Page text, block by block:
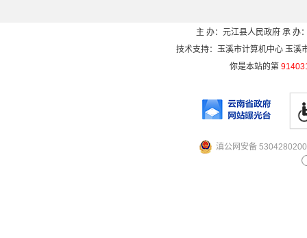
主 办：元江县人民政府 承 办
技术支持：玉溪市计算机中心 玉
你是本站的第
滇公网安备